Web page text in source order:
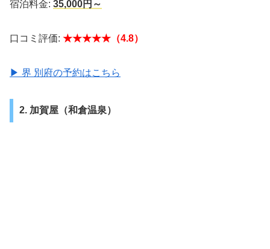
宿泊料金: 35,000円～
口コミ評価: ★★★★★（4.8）
▶ 界 別府の予約はこちら
2. 加賀屋（和倉温泉）